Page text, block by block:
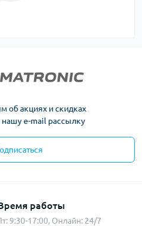
об акциях и скидках
e-mail рассылку
работы
9:30-17:00, Онлайн: 24/7